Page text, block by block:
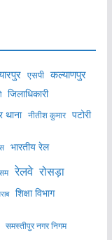
एसपी कल्याणपुर
जिलाधिकारी
थाना नीतीश कुमार पटोरी
भारतीय रेल
रेलवे रोसड़ा
शिक्षा विभाग
समस्तीपुर नगर निगम